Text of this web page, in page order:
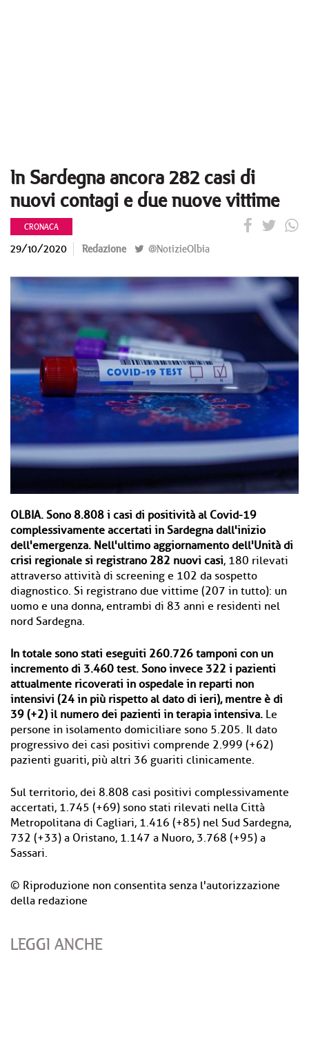
In Sardegna ancora 282 casi di
nuovi contagi e due nuove vittime
CRONACA
29/10/2020 Redazione @NotizieOlbia
OLBIA. Sono 8.808 i casi di positività al Covid-19
complessivamente accertati in Sardegna dall'inizio
dell'emergenza. Nell'ultimo aggiornamento dell'Unità di
crisi regionale si registrano 282 nuovi casi, 180 rilevati
attraverso attività di screening e 102 da sospetto
diagnostico. Si registrano due vittime (207 in tutto): un
uomo e una donna, entrambi di 83 anni e residenti nel
nord Sardegna.
In totale sono stati eseguiti 260.726 tamponi con un
incremento di 3.460 test. Sono invece 322 i pazienti
attualmente ricoverati in ospedale in reparti non
intensivi (24 in più rispetto al dato di ieri), mentre è di
39 (+2) il numero dei pazienti in terapia intensiva. Le
persone in isolamento domiciliare sono 5.205. Il dato
progressivo dei casi positivi comprende 2.999 (+62)
pazienti guariti, più altri 36 guariti clinicamente.
Sul territorio, dei 8.808 casi positivi complessivamente
accertati, 1.745 (+69) sono stati rilevati nella Città
Metropolitana di Cagliari, 1.416 (+85) nel Sud Sardegna,
732 (+33) a Oristano, 1.147 a Nuoro, 3.768 (+95) a
Sassari.
© Riproduzione non consentita senza l'autorizzazione
della redazione
LEGGI ANCHE